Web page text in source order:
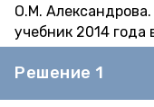
О.М.
учебник 2014 года
Решение 1